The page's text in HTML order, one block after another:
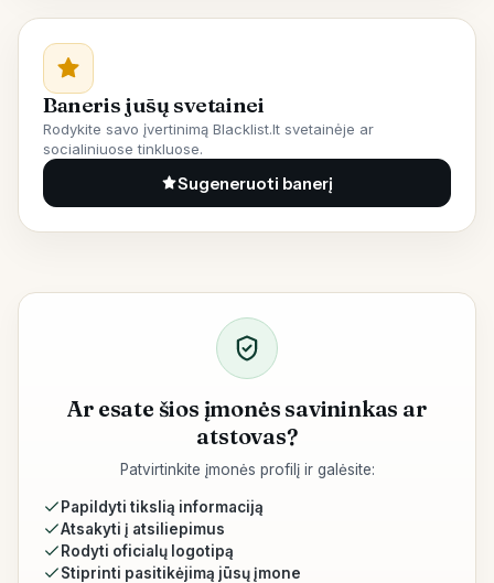
Baneris jūsų svetainei
Rodykite savo įvertinimą Blacklist.lt svetainėje ar
socialiniuose tinkluose.
Sugeneruoti banerį
Ar esate šios įmonės savininkas ar
atstovas?
Patvirtinkite įmonės profilį ir galėsite:
Papildyti tikslią informaciją
Atsakyti į atsiliepimus
Rodyti oficialų logotipą
Stiprinti pasitikėjimą jūsų įmone